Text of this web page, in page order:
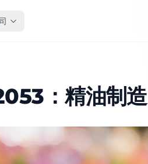
：精油制造